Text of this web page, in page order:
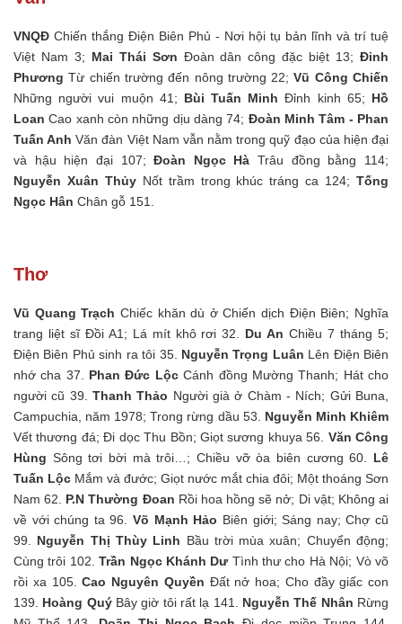
VNQĐ Chiến thắng Điện Biên Phủ - Nơi hội tụ bản lĩnh và trí tuệ
Việt Nam 3; Mai Thái Sơn Đoàn dân công đặc biệt 13;Đinh
Phương Từ chiến trường đến nông trường 22;Vũ Công Chiến
Những người vui muộn 41; Bùi Tuấn Minh Đỉnh kinh 65; Hồ
LoanCao xanh còn những dịu dàng 74; Đoàn Minh Tâm - Phan
Tuấn AnhVăn đàn Việt Nam vẫn nằm trong quỹ đạo của hiện đại
và hậu hiện đại 107;Đoàn Ngọc Hà Trâu đồng bằng 114;
Nguyễn Xuân ThủyNốt trầm trong khúc tráng ca 124;Tống
Ngọc Hân Chân gỗ 151.
Thơ
Vũ Quang Trạch Chiếc khăn dù ở Chiến dịch Điện Biên; Nghĩa
trang liệt sĩ Đồi A1; Lá mít khô rơi 32. Du An Chiều 7 tháng 5;
Điện Biên Phủ sinh ra tôi 35. Nguyễn Trọng Luân Lên Điện Biên
nhớ cha 37. Phan Đức LộcCánh đồng Mường Thanh; Hát cho
người cũ 39. Thanh Thảo Người già ở Chàm - Ních; Gửi Buna,
Campuchia, năm 1978; Trong rừng dầu 53. Nguyễn Minh Khiêm
Vết thương đá; Đi dọc Thu Bồn; Giọt sương khuya 56. Văn Công
Hùng Sông tơi bời mà trôi…; Chiều vỡ òa biên cương 60. Lê
Tuấn Lộc Mắm và đước; Giọt nước mắt chia đôi; Một thoáng Sơn
Nam 62. P.N Thường Đoan Rồi hoa hồng sẽ nở; Di vật; Không ai
về với chúng ta 96.Võ Mạnh Hảo Biên giới; Sáng nay; Chợ cũ
99. Nguyễn Thị Thùy Linh Bầu trời mùa xuân; Chuyển động;
Cùng trôi 102.Trần Ngọc Khánh Dư Tình thư cho Hà Nội; Vò võ
rồi xa 105.Cao Nguyên Quyền Đất nở hoa; Cho đầy giấc con
139. Hoàng QuýBây giờ tôi rất lạ 141. Nguyễn Thế Nhân Rừng